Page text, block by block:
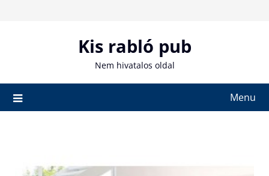
Kis rabló pub
Nem hivatalos oldal
Menu